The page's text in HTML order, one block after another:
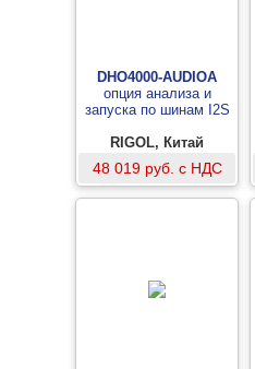
DHO4000-AUDIOA
опция анализа и
запуска по шинам I2S
RIGOL, Китай
48 019 руб. с НДС